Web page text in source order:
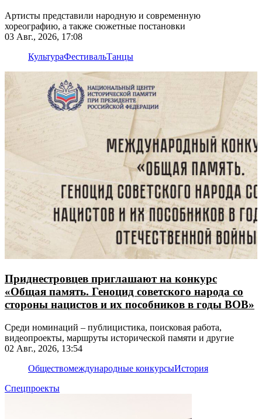
Артисты представили народную и современную
хореографию, а также сюжетные постановки
03 Авг., 2026, 17:08
КультураФестивальТанцы
Приднестровцев приглашают на конкурс
«Общая память. Геноцид советского народа со
стороны нацистов и их пособников в годы ВОВ»
Среди номинаций – публицистика, поисковая работа,
видеопроекты, маршруты исторической памяти и другие
02 Авг., 2026, 13:54
Обществомеждународные конкурсыИстория
Спецпроекты